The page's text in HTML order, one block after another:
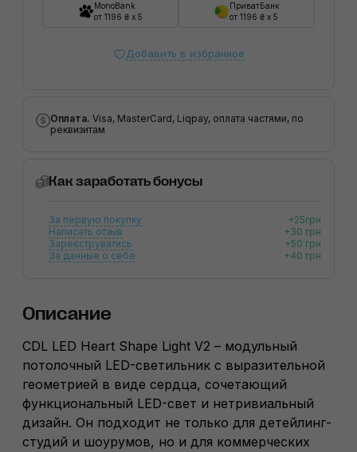
MonoBank
от 1196 ₴ x 5
ПриватБанк
от 1196 ₴ x 5
Добавить в избранное
Оплата. Visa, MasterCard, Liqpay, оплата частями, по
реквизитам
Как заработать бонусы
За первую покупку
+25грн
Написать отзыв
+30 грн
Зареєструватись
+50 грн
За данные о себе
+40 грн
Описание
CDL LED Heart Shape Light V2 – модульный
потолочный LED-светильник с выразительной
геометрией в виде сердца, сочетающий
функциональный LED-свет и нетривиальный
дизайн. Он подходит не только для детейлинг-
студий и шоурумов, но и для коммерческих